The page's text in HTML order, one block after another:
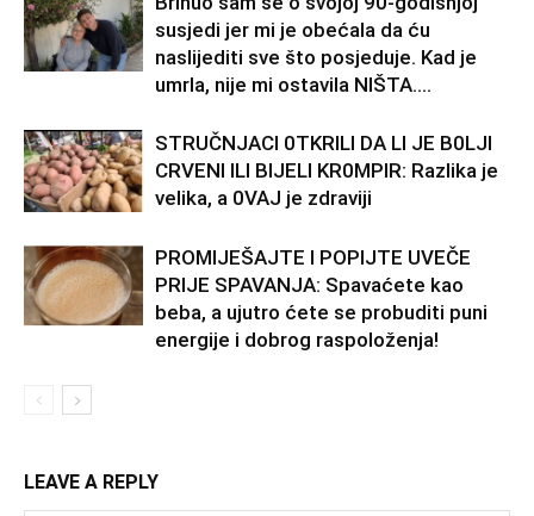
susjedi jer mi je obećala da ću
naslijediti sve što posjeduje. Kad je
umrla, nije mi ostavila NIŠTA....
STRUČNJACI 0TKRILI DA LI JE B0LJI
CRVENI ILI BIJELI KR0MPIR: Razlika je
velika, a 0VAJ je zdraviji
PROMIJEŠAJTE I POPIJTE UVEČE
PRIJE SPAVANJA: Spavaćete kao
beba, a ujutro ćete se probuditi puni
energije i dobrog raspoloženja!
LEAVE A REPLY